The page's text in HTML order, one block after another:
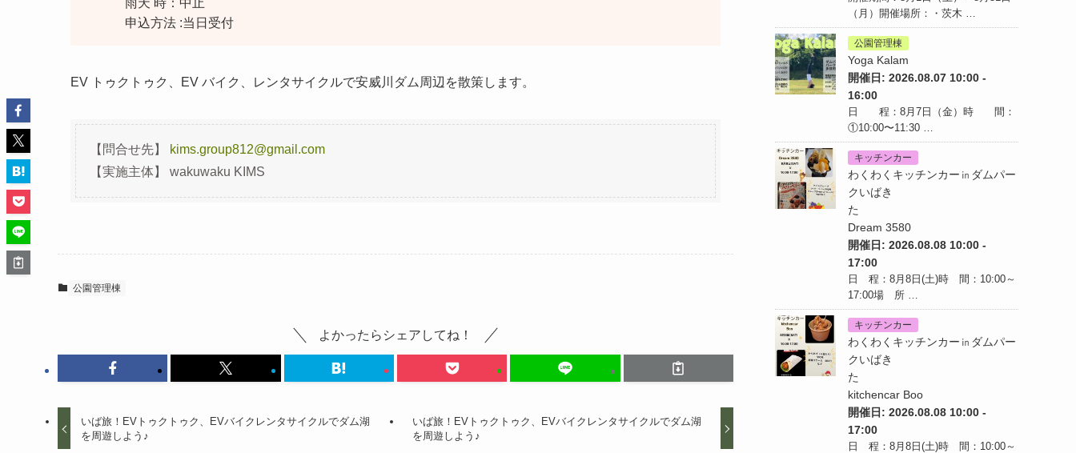
雨天 時：中止
申込方法 :当日受付
EV トゥクトゥク、EV バイク、レンタサイクルで安威川ダム周辺を散策します。
【問合せ先】
kims.group812@gmail.com
【実施主体】 wakuwaku KIMS
公園管理棟
よかったらシェアしてね！
いば旅！EVトゥクトゥク、EVバイクレンタサイクルでダム湖
を周遊しよう♪
いば旅！EVトゥクトゥク、EVバイクレンタサイクルでダム湖
を周遊しよう♪
（月）開催場所：・茨木 …
公園管理棟
Yoga Kalam
開催日: 2026.08.07 10:00 -
16:00
日 程：8月7日（金）時 間：
①10:00〜11:30 …
キッチンカー
わくわくキッチンカー㏌ダムパー
クいばき
た
Dream 3580
開催日: 2026.08.08 10:00 -
17:00
日 程：8月8日(土)時 間：10:00～
17:00場 所 …
キッチンカー
わくわくキッチンカー㏌ダムパー
クいばき
た
kitchencar Boo
開催日: 2026.08.08 10:00 -
17:00
日 程：8月8日(土)時 間：10:00～